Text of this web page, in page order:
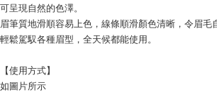
可呈現自然的色澤。
眉筆質地滑順容易上色，線條順滑顏色清晰，令眉毛
輕鬆駕馭各種眉型，全天候都能使用。
【使用方式】
如圖片所示